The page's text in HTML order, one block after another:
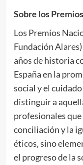
Sobre los
Los Premios
Fundación
años de historia
España en la
social y el
distinguir a
profesionales
conciliación y la
éticos, sino
el progreso de la